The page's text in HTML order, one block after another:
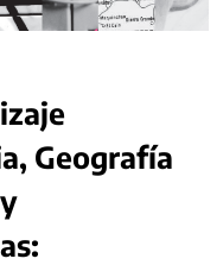
Geografía